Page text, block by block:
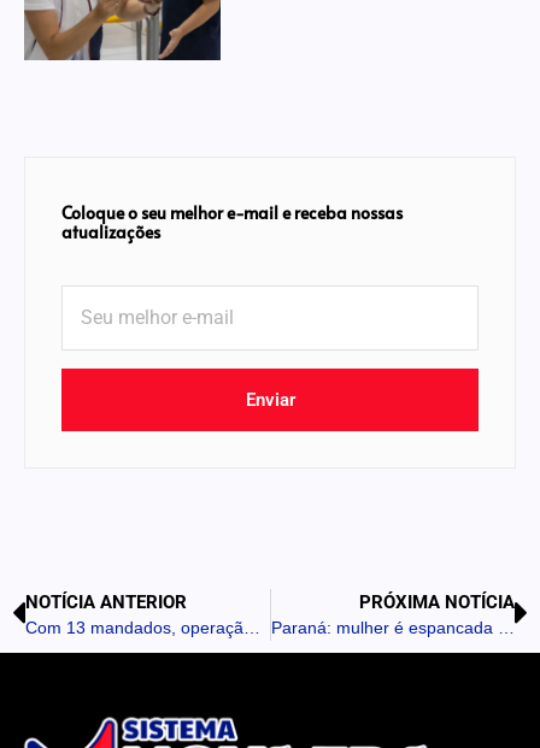
Coloque o seu melhor e-mail e receba nossas
atualizações
Enviar
NOTÍCIA ANTERIOR PRÓXIMA NOTÍCIA